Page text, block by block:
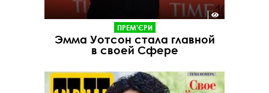
ПРЕМ'ЄРИ
Эмма Уотсон стала главной
в своей Сфере